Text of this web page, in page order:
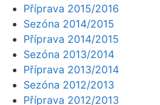
Příprava 2015/2016
Sezóna 2014/2015
Příprava 2014/2015
Sezóna 2013/2014
Příprava 2013/2014
Sezóna 2012/2013
Příprava 2012/2013